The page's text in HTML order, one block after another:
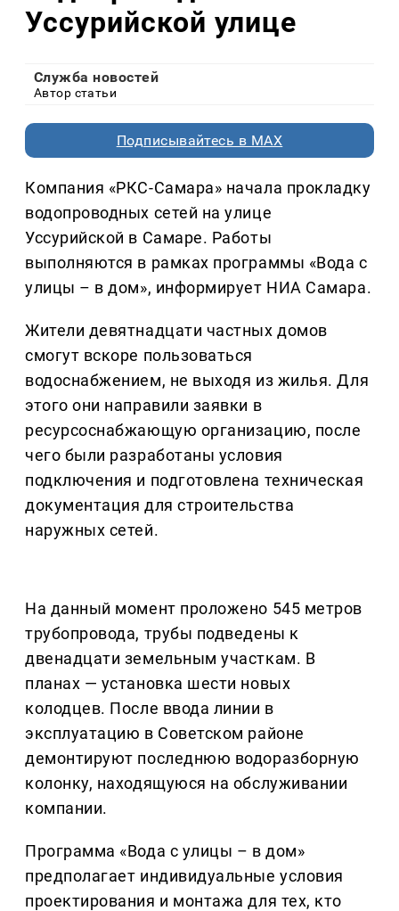
Уссурийской улице
Служба новостей
Автор статьи
Подписывайтесь в MAX
Компания «РКС-Самара» начала прокладку
водопроводных сетей на улице
Уссурийской в Самаре. Работы
выполняются в рамках программы «Вода с
улицы – в дом», информирует НИА Самара.
Жители девятнадцати частных домов
смогут вскоре пользоваться
водоснабжением, не выходя из жилья. Для
этого они направили заявки в
ресурсоснабжающую организацию, после
чего были разработаны условия
подключения и подготовлена техническая
документация для строительства
наружных сетей.
На данный момент проложено 545 метров
трубопровода, трубы подведены к
двенадцати земельным участкам. В
планах — установка шести новых
колодцев. После ввода линии в
эксплуатацию в Советском районе
демонтируют последнюю водоразборную
колонку, находящуюся на обслуживании
компании.
Программа «Вода с улицы – в дом»
предполагает индивидуальные условия
проектирования и монтажа для тех, кто